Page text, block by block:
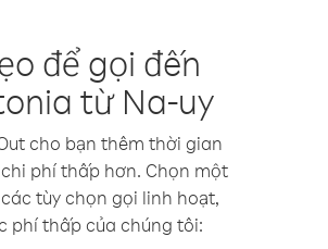
để gọi đến
từ Na-uy
cho bạn thêm thời gian
phí thấp hơn. Chọn một
tùy chọn gọi linh hoạt,
phí thấp của chúng tôi: